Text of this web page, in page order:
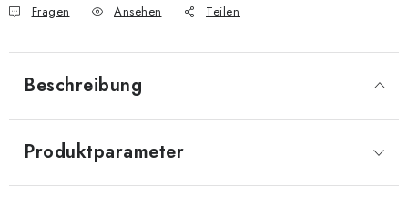
Fragen Ansehen Teilen
Beschreibung
Produktparameter